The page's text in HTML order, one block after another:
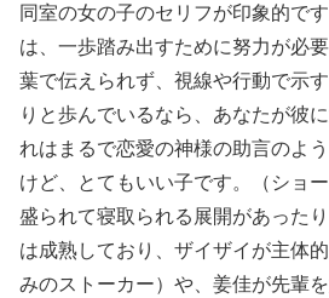
同室の女の子のセリフが印象的で
は、一歩踏み出すために努力が必
葉で伝えられず、視線や行動で示
りと歩んでいるなら、あなたが彼
れはまるで恋愛の神様の助言のよ
けど、とてもいい子です。（ショ
盛られて寝取られる展開があった
は成熟しており、ザイザイが主体
みのストーカー）や、姜佳が先輩